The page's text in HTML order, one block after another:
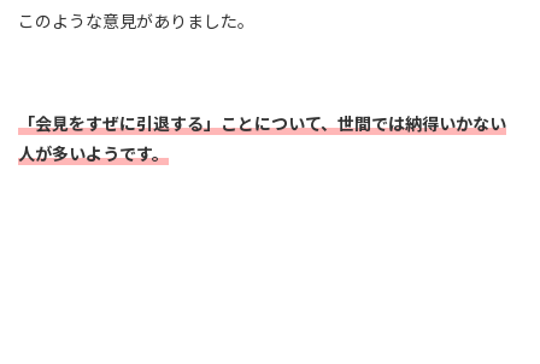
このような意見がありました。
「会見をすぜに引退する」ことについて、世間では納得いかない
人が多いようです。